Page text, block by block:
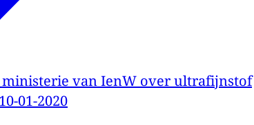
ministerie van IenW over ultrafijnstof
10-01-2020